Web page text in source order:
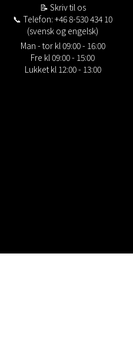
📝 Skriv til os
📞 Telefon: +46 8-530 434 10
(svensk og engelsk)
Man - tor kl 09:00 - 16:00
Fre kl 09:00 - 15:00
Lukket kl 12:00 - 13:00